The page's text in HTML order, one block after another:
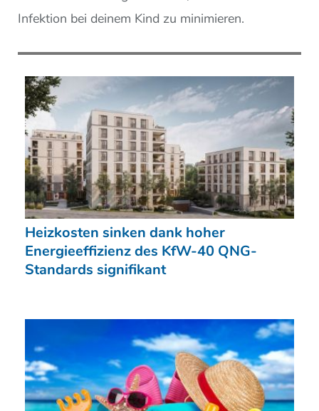
Infektion bei deinem Kind zu minimieren.
Heizkosten sinken dank hoher
Energieeffizienz des KfW-40 QNG-
Standards signifikant